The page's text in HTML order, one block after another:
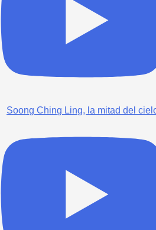
Soong Ching Ling, la mitad del